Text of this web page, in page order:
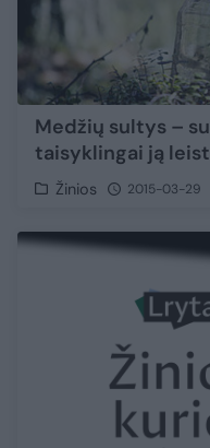
Medžių sultys –
taisyklingai ją
Žinios 2015-03-29